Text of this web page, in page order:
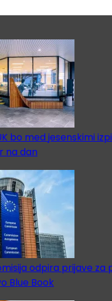
bo med jesenskimi
na dan
odpira prijave za
Blue Book